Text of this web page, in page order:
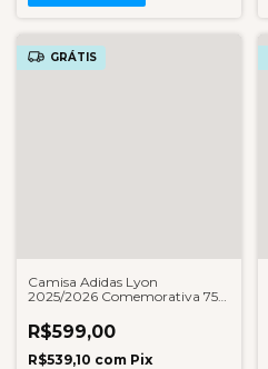
GRÁTIS
Camisa Adidas Lyon
2025/2026 Comemorativa 75
R$599,00
R$539,10 com Pix